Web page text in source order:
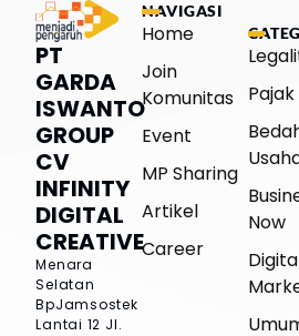
PT
GARDA
ISWANTO
GROUP
CV
INFINITY
DIGITAL
CREATIVE
Menara
Selatan
BpJamsostek
Lantai 12 Jl.
NAVIGASI
Home
Join
Komunitas
Event
MP Sharing
Artikel
Career
Pajak
Now